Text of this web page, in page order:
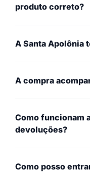
produto correto?
A Santa Apolônia
A compra
Como funcionam
devoluções?
Como posso